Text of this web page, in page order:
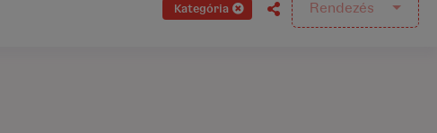
Kategória Rendezés